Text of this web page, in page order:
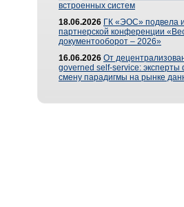
встроенных систем
18.06.2026 ГК «ЭОС» подвела
партнерской конференции
документооборот – 2026»
16.06.2026 От
governed self-service: эксперты
смену парадигмы на рынке